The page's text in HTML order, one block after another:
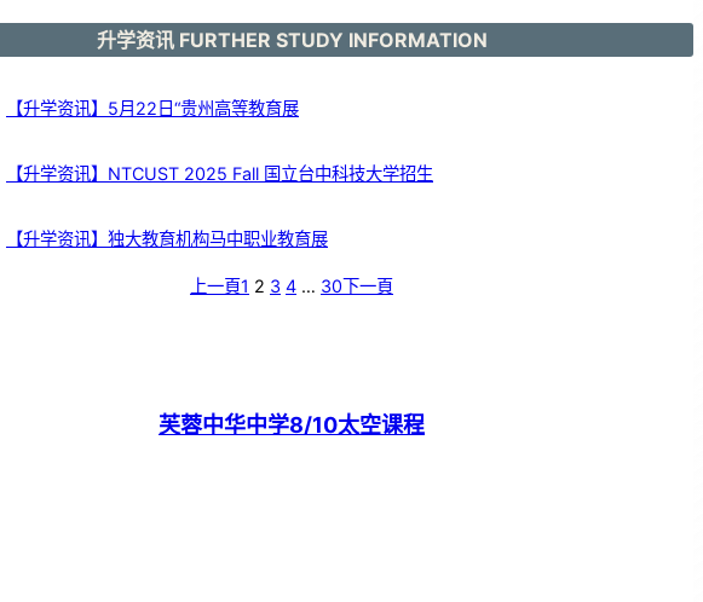
升学资讯 FURTHER STUDY INFORMATION
【升学资讯】5月22日“贵州高等教育展
【升学资讯】NTCUST 2025 Fall 国立台中科技大学招生
【升学资讯】独大教育机构马中职业教育展
上一頁1 2 3 4 … 30下一頁
芙蓉中华中学8/10太空课程